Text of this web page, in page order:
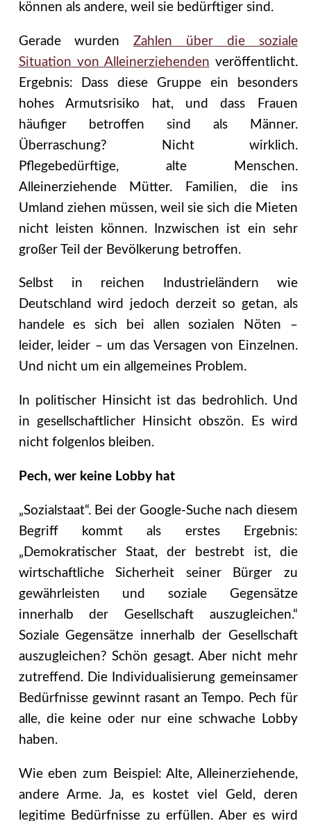
können als andere, weil sie bedürftiger sind.
Gerade wurdenZahlen über die soziale
Situation von Alleinerziehenden veröffentlicht.
Ergebnis: Dass diese Gruppe ein besonders
hohes Armutsrisiko hat, und dass Frauen
häufiger betroffen sind als Männer.
Überraschung? Nicht wirklich.
Pflegebedürftige, alte Menschen.
Alleinerziehende Mütter. Familien, die ins
Umland ziehen müssen, weil sie sich die Mieten
nicht leisten können. Inzwischen ist ein sehr
großer Teil der Bevölkerung betroffen.
Selbst in reichen Industrieländern wie
Deutschland wird jedoch derzeit so getan, als
handele es sich bei allen sozialen Nöten –
leider, leider – um das Versagen von Einzelnen.
Und nicht um ein allgemeines Problem.
In politischer Hinsicht ist das bedrohlich. Und
in gesellschaftlicher Hinsicht obszön. Es wird
nicht folgenlos bleiben.
Pech, wer keine Lobby hat
„Sozialstaat“. Bei der Google-Suche nach diesem
Begriff kommt als erstes Ergebnis:
„Demokratischer Staat, der bestrebt ist, die
wirtschaftliche Sicherheit seiner Bürger zu
gewährleisten und soziale Gegensätze
innerhalb der Gesellschaft auszugleichen.“
Soziale Gegensätze innerhalb der Gesellschaft
auszugleichen? Schön gesagt. Aber nicht mehr
zutreffend. Die Individualisierung gemeinsamer
Bedürfnisse gewinnt rasant an Tempo. Pech für
alle, die keine oder nur eine schwache Lobby
haben.
Wie eben zum Beispiel: Alte, Alleinerziehende,
andere Arme. Ja, es kostet viel Geld, deren
legitime Bedürfnisse zu erfüllen. Aber es wird